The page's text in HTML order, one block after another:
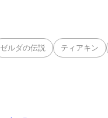
ゼルダの伝説 ティアキン